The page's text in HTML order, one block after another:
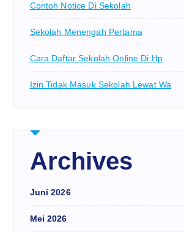
Contoh Notice Di Sekolah
Sekolah Menengah Pertama
Cara Daftar Sekolah Online Di Hp
Izin Tidak Masuk Sekolah Lewat Wa
Archives
Juni 2026
Mei 2026